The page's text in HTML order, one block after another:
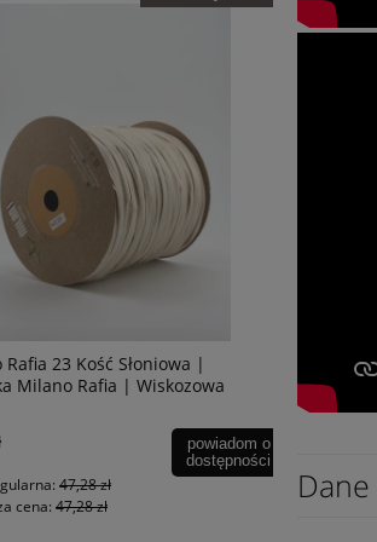
23 Kość Słoniowa |
Milano Rafia | Wiskozowa
47,28 zł
cena: 47,28 zł
powiadom o
dostępności
Włóczka
moher,
Cena